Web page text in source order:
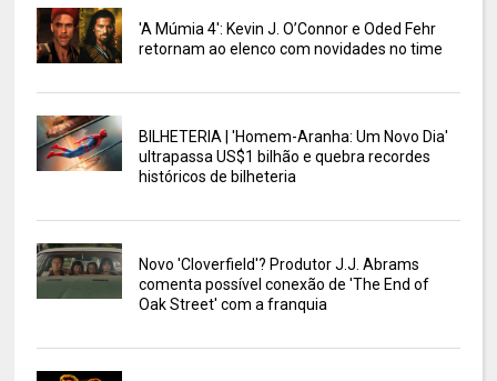
'A Múmia 4': Kevin J. O’Connor e Oded Fehr
retornam ao elenco com novidades no time
BILHETERIA | 'Homem-Aranha: Um Novo Dia'
ultrapassa US$1 bilhão e quebra recordes
históricos de bilheteria
Novo 'Cloverfield'? Produtor J.J. Abrams
comenta possível conexão de 'The End of
Oak Street' com a franquia